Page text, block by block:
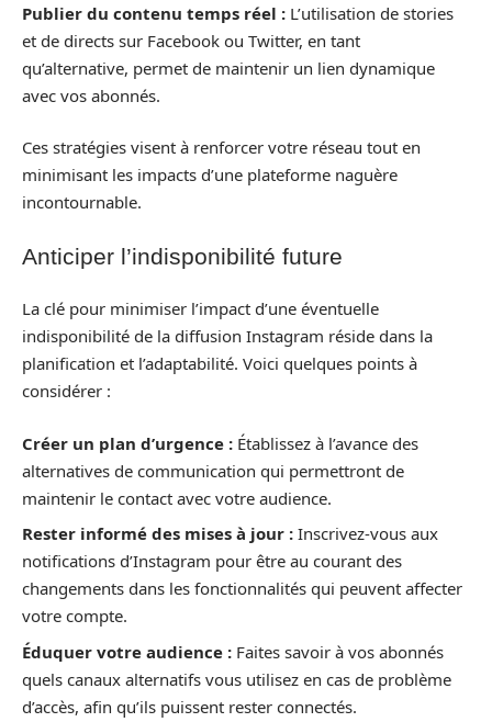
Publier du contenu temps réel : L’utilisation de stories
et de directs sur Facebook ou Twitter, en tant
qu’alternative, permet de maintenir un lien dynamique
avec vos abonnés.
Ces stratégies visent à renforcer votre réseau tout en
minimisant les impacts d’une plateforme naguère
incontournable.
Anticiper l’indisponibilité future
La clé pour minimiser l’impact d’une éventuelle
indisponibilité de la diffusion Instagram réside dans la
planification et l’adaptabilité. Voici quelques points à
considérer :
Créer un plan d’urgence : Établissez à l’avance des
alternatives de communication qui permettront de
maintenir le contact avec votre audience.
Rester informé des mises à jour : Inscrivez-vous aux
notifications d’Instagram pour être au courant des
changements dans les fonctionnalités qui peuvent affecter
votre compte.
Éduquer votre audience : Faites savoir à vos abonnés
quels canaux alternatifs vous utilisez en cas de problème
d’accès, afin qu’ils puissent rester connectés.